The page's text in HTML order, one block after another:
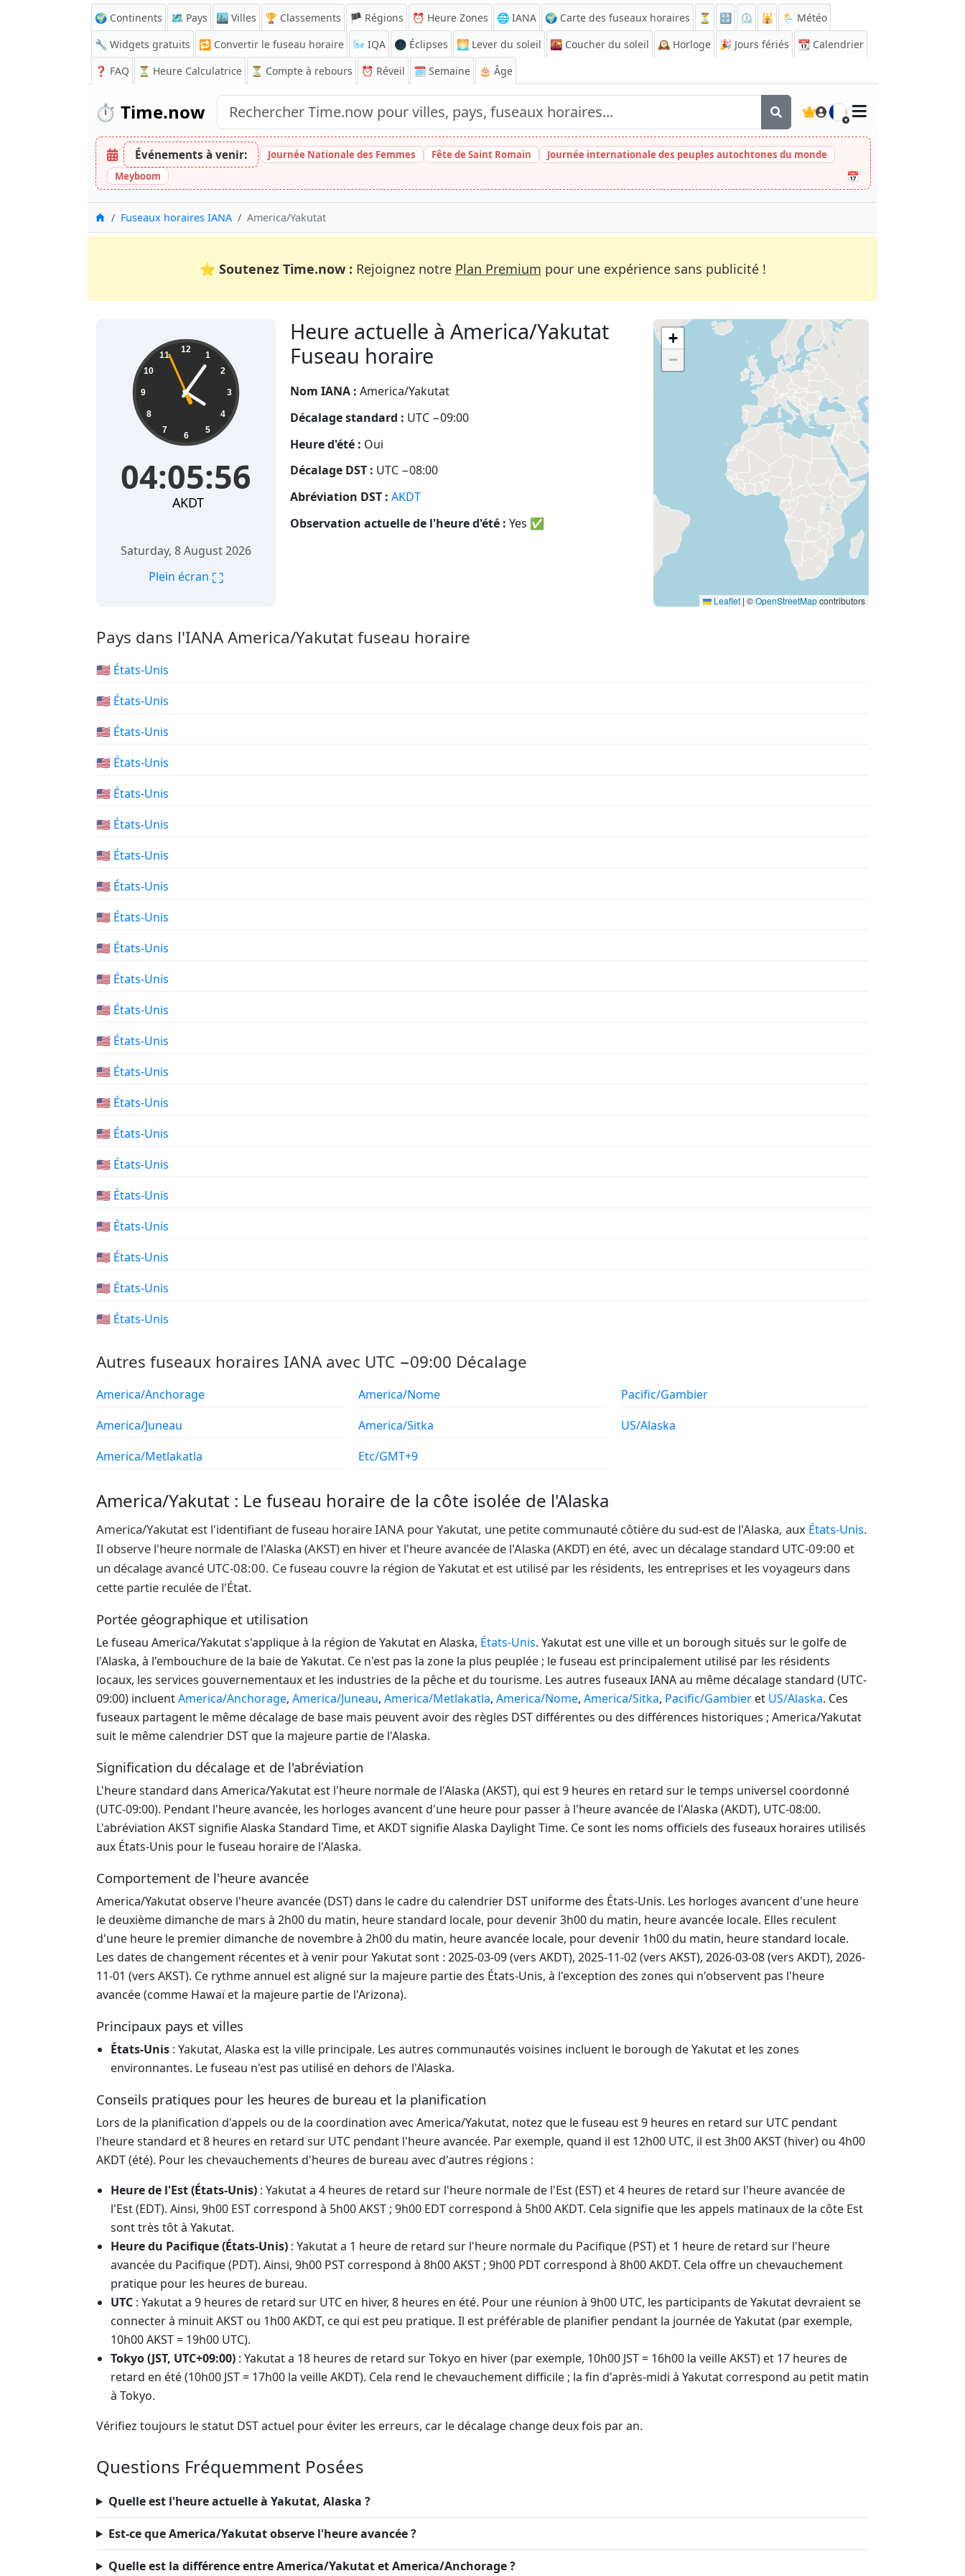
🌍 Continents 🗺️ Pays 🏙️ Villes 🏆 Classements 🏴 Régions ⏰ Heure Zones 🌐 IANA 🌍 Carte des fuseaux horaires ⏳ 🔡 ⏲️ 🕌
🌦️ Météo
🔧 Widgets gratuits
🔁 Convertir le fuseau horaire 🌬️ IQA 🌑 Éclipses 🌅 Lever du soleil 🌇 Coucher du soleil 🕰️ Horloge 🎉 Jours fériés 📆 Calendrier
❓ FAQ ⏳ Heure Calculatrice ⏳ Compte à rebours ⏰ Réveil 🗓️ Semaine 🎂 Âge
⏱️ Time.now 🇫🇷
Événements à venir: Journée Nationale des Femmes Fête de Saint Romain
Journée internationale des peuples autochtones du monde
Meyboom
📅
Accueil
Fuseaux horaires IANA America/Yakutat
⭐ Soutenez Time.now : Rejoignez notre Plan Premium pour une expérience sans publicité !
Heure actuelle à America/Yakutat
Fuseau horaire
04:05:57 12
1
2
3
4
5
6
7
8
9
10
11
04:05:57
AKDT
Saturday, 8 August 2026
Plein écran ⛶
Nom IANA : America/Yakutat
Décalage standard : UTC −09:00
Heure d'été : Oui
Décalage DST : UTC −08:00
Abréviation DST : AKDT
Observation actuelle de l'heure d'été : Yes ✅
+
−
Leaflet | ©OpenStreetMapcontributors
Pays dans l'IANA America/Yakutat fuseau horaire
🇺🇸 États-Unis
🇺🇸 États-Unis
🇺🇸 États-Unis
🇺🇸 États-Unis
🇺🇸 États-Unis
🇺🇸 États-Unis
🇺🇸 États-Unis
🇺🇸 États-Unis
🇺🇸 États-Unis
🇺🇸 États-Unis
🇺🇸 États-Unis
🇺🇸 États-Unis
🇺🇸 États-Unis
🇺🇸 États-Unis
🇺🇸 États-Unis
🇺🇸 États-Unis
🇺🇸 États-Unis
🇺🇸 États-Unis
🇺🇸 États-Unis
🇺🇸 États-Unis
🇺🇸 États-Unis
🇺🇸 États-Unis
Autres fuseaux horaires IANA avec UTC −09:00 Décalage
America/Anchorage
America/Juneau
America/Metlakatla
America/Nome
America/Sitka
Etc/GMT+9
Pacific/Gambier
US/Alaska
America/Yakutat : Le fuseau horaire de la côte isolée de l'Alaska
America/Yakutat est l'identifiant de fuseau horaire IANA pour Yakutat, une petite communauté côtière du sud-est de l'Alaska, aux États-Unis.
Il observe l'heure normale de l'Alaska (AKST) en hiver et l'heure avancée de l'Alaska (AKDT) en été, avec un décalage standard UTC-09:00 et
un décalage avancé UTC-08:00. Ce fuseau couvre la région de Yakutat et est utilisé par les résidents, les entreprises et les voyageurs dans
cette partie reculée de l'État.
Portée géographique et utilisation
Le fuseau America/Yakutat s'applique à la région de Yakutat en Alaska, États-Unis. Yakutat est une ville et un borough situés sur le golfe de
l'Alaska, à l'embouchure de la baie de Yakutat. Ce n'est pas la zone la plus peuplée ; le fuseau est principalement utilisé par les résidents
locaux, les services gouvernementaux et les industries de la pêche et du tourisme. Les autres fuseaux IANA au même décalage standard (UTC-
09:00) incluentAmerica/Anchorage, America/Juneau, America/Metlakatla, America/Nome, America/Sitka, Pacific/Gambier et US/Alaska. Ces
fuseaux partagent le même décalage de base mais peuvent avoir des règles DST différentes ou des différences historiques ; America/Yakutat
suit le même calendrier DST que la majeure partie de l'Alaska.
Signification du décalage et de l'abréviation
L'heure standard dans America/Yakutat est l'heure normale de l'Alaska (AKST), qui est 9 heures en retard sur le temps universel coordonné
(UTC-09:00). Pendant l'heure avancée, les horloges avancent d'une heure pour passer à l'heure avancée de l'Alaska (AKDT), UTC-08:00.
L'abréviation AKST signifie Alaska Standard Time, et AKDT signifie Alaska Daylight Time. Ce sont les noms officiels des fuseaux horaires utilisés
aux États-Unis pour le fuseau horaire de l'Alaska.
Comportement de l'heure avancée
America/Yakutat observe l'heure avancée (DST) dans le cadre du calendrier DST uniforme des États-Unis. Les horloges avancent d'une heure
le deuxième dimanche de mars à 2h00 du matin, heure standard locale, pour devenir 3h00 du matin, heure avancée locale. Elles reculent
d'une heure le premier dimanche de novembre à 2h00 du matin, heure avancée locale, pour devenir 1h00 du matin, heure standard locale.
Les dates de changement récentes et à venir pour Yakutat sont : 2025-03-09 (vers AKDT), 2025-11-02 (vers AKST), 2026-03-08 (vers AKDT), 2026-
11-01 (vers AKST). Ce rythme annuel est aligné sur la majeure partie des États-Unis, à l'exception des zones qui n'observent pas l'heure
avancée (comme Hawaï et la majeure partie de l'Arizona).
Principaux pays et villes
États-Unis : Yakutat, Alaska est la ville principale. Les autres communautés voisines incluent le borough de Yakutat et les zones
environnantes. Le fuseau n'est pas utilisé en dehors de l'Alaska.
Conseils pratiques pour les heures de bureau et la planification
Lors de la planification d'appels ou de la coordination avec America/Yakutat, notez que le fuseau est 9 heures en retard sur UTC pendant
l'heure standard et 8 heures en retard sur UTC pendant l'heure avancée. Par exemple, quand il est 12h00 UTC, il est 3h00 AKST (hiver) ou 4h00
AKDT (été). Pour les chevauchements d'heures de bureau avec d'autres régions :
Heure de l'Est (États-Unis) : Yakutat a 4 heures de retard sur l'heure normale de l'Est (EST) et 4 heures de retard sur l'heure avancée de
l'Est (EDT). Ainsi, 9h00 EST correspond à 5h00 AKST ; 9h00 EDT correspond à 5h00 AKDT. Cela signifie que les appels matinaux de la côte Est
sont très tôt à Yakutat.
Heure du Pacifique (États-Unis) : Yakutat a 1 heure de retard sur l'heure normale du Pacifique (PST) et 1 heure de retard sur l'heure
avancée du Pacifique (PDT). Ainsi, 9h00 PST correspond à 8h00 AKST ; 9h00 PDT correspond à 8h00 AKDT. Cela offre un chevauchement
pratique pour les heures de bureau.
UTC : Yakutat a 9 heures de retard sur UTC en hiver, 8 heures en été. Pour une réunion à 9h00 UTC, les participants de Yakutat devraient se
connecter à minuit AKST ou 1h00 AKDT, ce qui est peu pratique. Il est préférable de planifier pendant la journée de Yakutat (par exemple,
10h00 AKST = 19h00 UTC).
Tokyo (JST, UTC+09:00) : Yakutat a 18 heures de retard sur Tokyo en hiver (par exemple, 10h00 JST = 16h00 la veille AKST) et 17 heures de
retard en été (10h00 JST = 17h00 la veille AKDT). Cela rend le chevauchement difficile ; la fin d'après-midi à Yakutat correspond au petit matin
à Tokyo.
Vérifiez toujours le statut DST actuel pour éviter les erreurs, car le décalage change deux fois par an.
Questions Fréquemment Posées
Quelle est l'heure actuelle à Yakutat, Alaska ?
Est-ce que America/Yakutat observe l'heure avancée ?
Quelle est la différence entre America/Yakutat et America/Anchorage ?